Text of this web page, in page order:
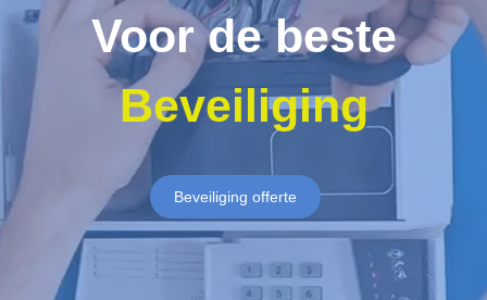
Voor de beste
Beveiliging
Beveiliging offerte